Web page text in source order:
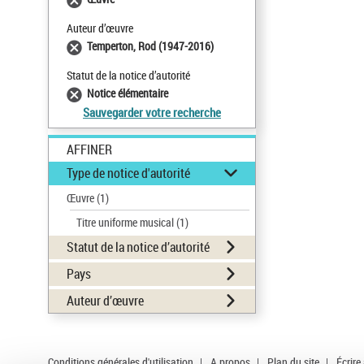
Auteur d’œuvre
Temperton, Rod (1947-2016)
Statut de la notice d’autorité
Notice élémentaire
Sauvegarder votre recherche
AFFINER
Type de notice d'autorité
Œuvre(1)
Titre uniforme musical(1)
Statut de la notice d’autorité
Pays
Auteur d’œuvre